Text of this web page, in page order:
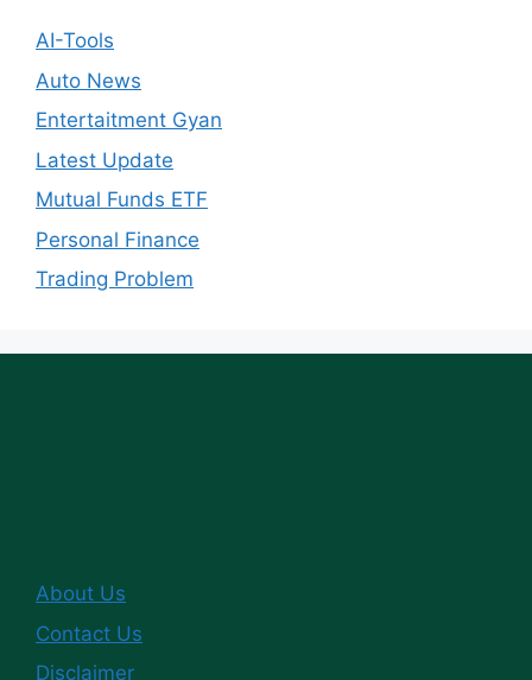
AI-Tools
Auto News
Entertaitment Gyan
Latest Update
Mutual Funds ETF
Personal Finance
Trading Problem
About Us
Contact Us
Disclaimer